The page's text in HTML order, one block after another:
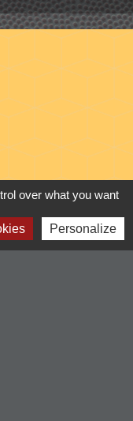
over what you want
Personalize